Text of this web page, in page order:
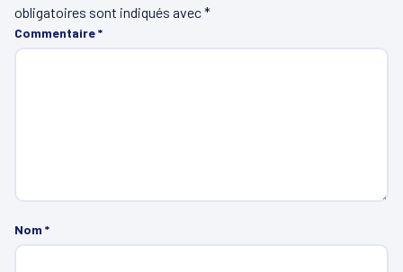
obligatoires sont indiqués avec*
Commentaire*
Nom *